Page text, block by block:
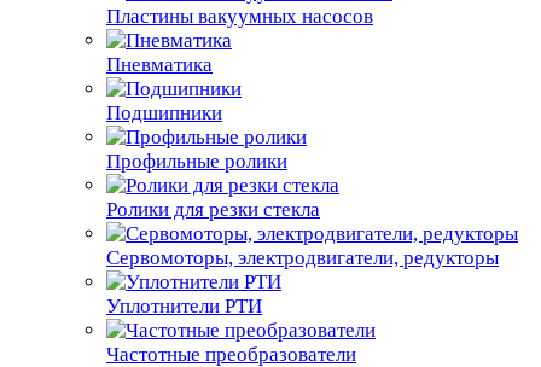
Пластины вакуумных насосов
Пневматика
Подшипники
Профильные ролики
Ролики для резки стекла
Сервомоторы, электродвигатели, редукторы
Уплотнители РТИ
Частотные преобразователи